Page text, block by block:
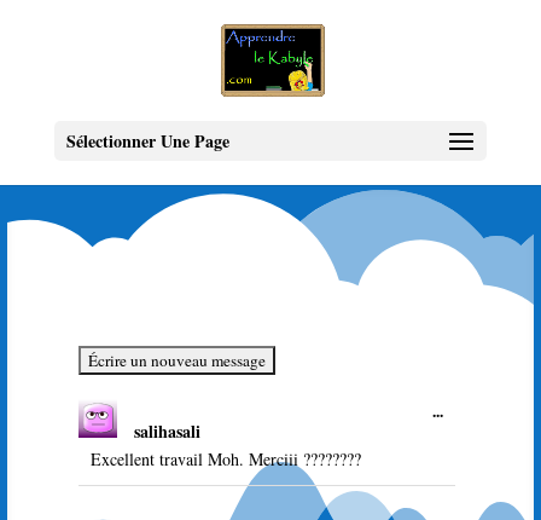
Sélectionner Une Page
salihasali
Excellent travail Moh. Merciii ????????
...Ouvrir/
méta.